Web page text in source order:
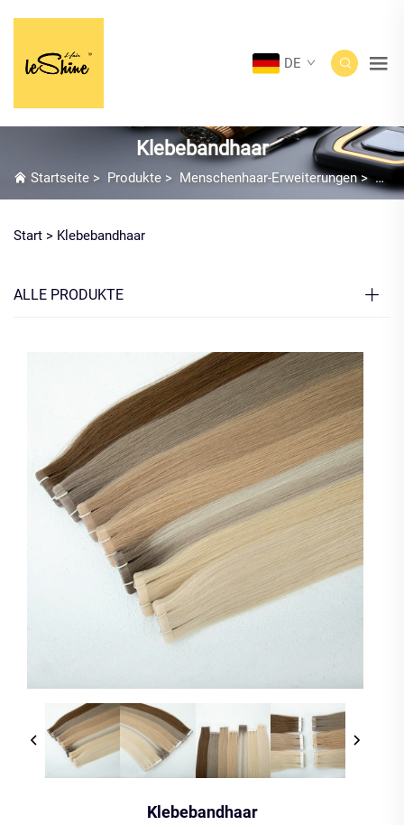
DE
Klebebandhaar
Startseite > Produkte > Menschenhaar-Erweiterungen>
Start > Klebebandhaar
ALLE PRODUKTE
Klebebandhaar